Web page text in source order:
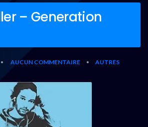
– Generation
• AUCUN COMMENTAIRE • AUTRES